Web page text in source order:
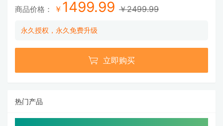
商品价格： ￥ 1499.99 ￥2499.99
永久授权，永久免费升级
 立即购买
热门产品